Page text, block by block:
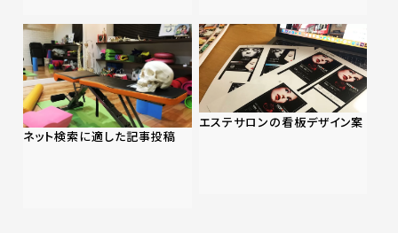
ネット検索に適した記事投稿
エステサロンの看板デザイン案